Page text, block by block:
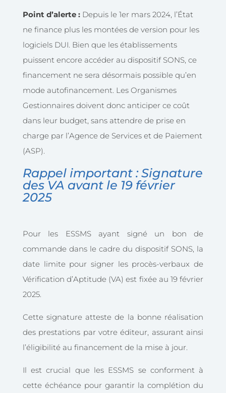
Point d’alerte : Depuis le 1er mars 2024, l’État
ne finance plus les montées de version pour les
logiciels DUI. Bien que les établissements
puissent encore accéder au dispositif SONS, ce
financement ne sera désormais possible qu’en
mode autofinancement. Les Organismes
Gestionnaires doivent donc anticiper ce coût
dans leur budget, sans attendre de prise en
charge par l’Agence de Services et de Paiement
(ASP).
Rappel important : Signature
des VA avant le 19 février
2025
Pour les ESSMS ayant signé un bon de
commande dans le cadre du dispositif SONS, la
date limite pour signer les procès-verbaux de
Vérification d’Aptitude (VA) est fixée au 19 février
2025.
Cette signature atteste de la bonne réalisation
des prestations par votre éditeur, assurant ainsi
l’éligibilité au financement de la mise à jour.
Il est crucial que les ESSMS se conforment à
cette échéance pour garantir la complétion du